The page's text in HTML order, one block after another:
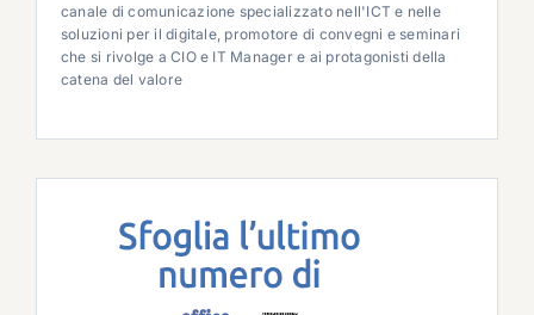
canale di comunicazione specializzato nell'ICT e nelle
soluzioni per il digitale, promotore di convegni e seminari
che si rivolge a CIO e IT Manager e ai protagonisti della
catena del valore